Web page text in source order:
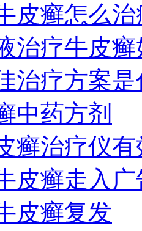
皮癣怎么
治疗牛皮癣
治疗方案是
中药方剂
癣治疗仪
皮癣走入
皮癣复发